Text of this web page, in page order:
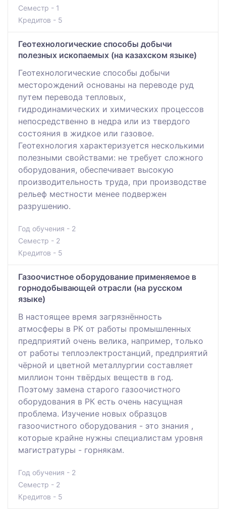
Семестр - 1
Кредитов - 5
Геотехнологические способы добычи
полезных ископаемых (на казахском языке)
Геотехнологические способы добычи
месторождений основаны на переводе руд
путем перевода тепловых,
гидродинамических и химических процессов
непосредственно в недра или из твердого
состояния в жидкое или газовое.
Геотехнология характеризуется несколькими
полезными свойствами: не требует сложного
оборудования, обеспечивает высокую
производительность труда, при производстве
рельеф местности менее подвержен
разрушению.
Год обучения - 2
Семестр - 2
Кредитов - 5
Газоочистное оборудование применяемое в
горнодобывающей отрасли (на русском
языке)
В настоящее время загрязнённость
атмосферы в РК от работы промышленных
предприятий очень велика, например, только
от работы теплоэлектростанций, предприятий
чёрной и цветной металлургии составляет
миллион тонн твёрдых веществ в год.
Поэтому замена старого газоочистного
оборудования в РК есть очень насущная
проблема. Изучение новых образцов
газоочистного оборудования - это знания ,
которые крайне нужны специалистам уровня
магистратуры - горнякам.
Год обучения - 2
Семестр - 2
Кредитов - 5